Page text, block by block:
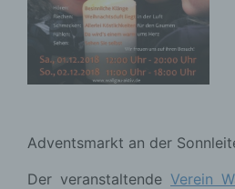
Adventsmarkt an der
Der veranstaltende Verein